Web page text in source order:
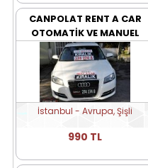
CANPOLAT RENT A CAR
OTOMATİK VE MANUEL
AUDİ A3
İstanbul - Avrupa, Şişli
990 TL